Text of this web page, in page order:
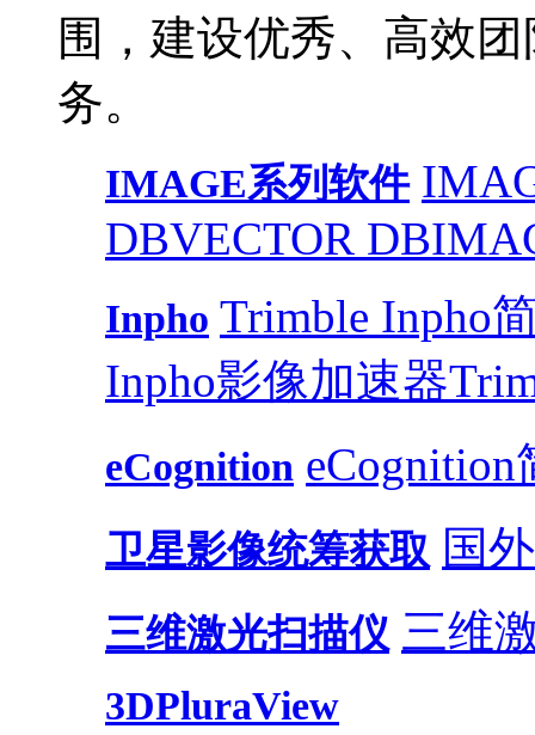
围，建设优秀、高效
务。
IMAGE系列软件
DBVECTOR DB
Inpho Trimble Inpho
Inpho影像加速器
eCognition eCognition
卫星影像统筹获取 国
三维激光扫描仪 三维
3DPluraView